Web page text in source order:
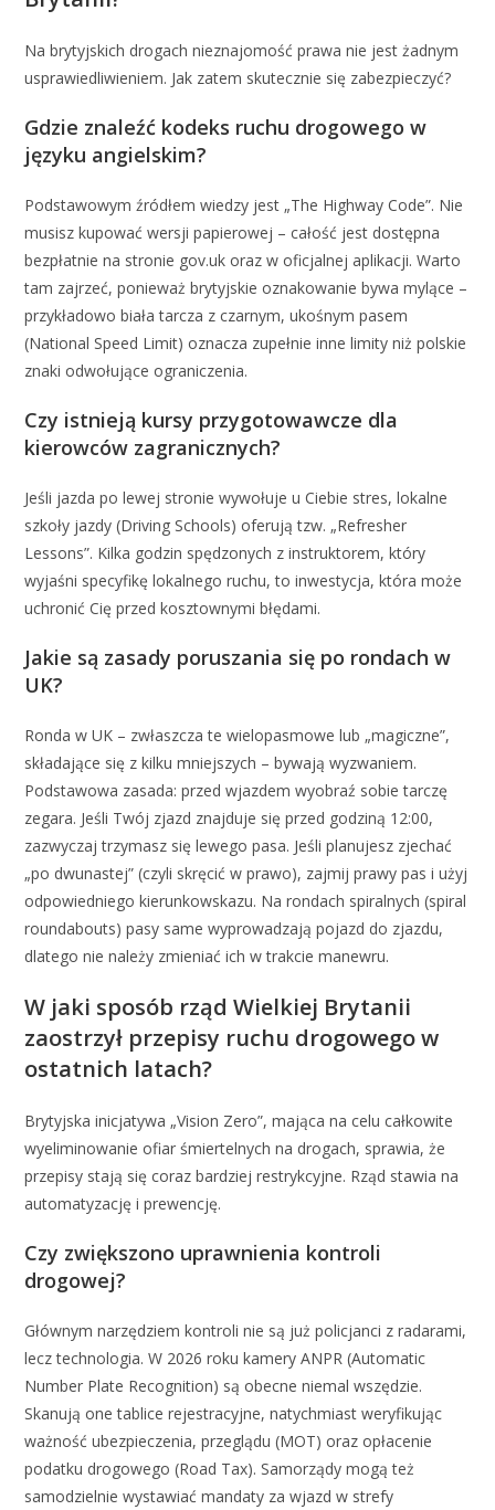
Na brytyjskich drogach nieznajomość prawa nie jest żadnym
usprawiedliwieniem. Jak zatem skutecznie się zabezpieczyć?
Gdzie znaleźć kodeks ruchu drogowego w
języku angielskim?
Podstawowym źródłem wiedzy jest „The Highway Code”. Nie
musisz kupować wersji papierowej – całość jest dostępna
bezpłatnie na stronie gov.uk oraz w oficjalnej aplikacji. Warto
tam zajrzeć, ponieważ brytyjskie oznakowanie bywa mylące –
przykładowo biała tarcza z czarnym, ukośnym pasem
(National Speed Limit) oznacza zupełnie inne limity niż polskie
znaki odwołujące ograniczenia.
Czy istnieją kursy przygotowawcze dla
kierowców zagranicznych?
Jeśli jazda po lewej stronie wywołuje u Ciebie stres, lokalne
szkoły jazdy (Driving Schools) oferują tzw. „Refresher
Lessons”. Kilka godzin spędzonych z instruktorem, który
wyjaśni specyfikę lokalnego ruchu, to inwestycja, która może
uchronić Cię przed kosztownymi błędami.
Jakie są zasady poruszania się po rondach w
UK?
Ronda w UK – zwłaszcza te wielopasmowe lub „magiczne”,
składające się z kilku mniejszych – bywają wyzwaniem.
Podstawowa zasada: przed wjazdem wyobraź sobie tarczę
zegara. Jeśli Twój zjazd znajduje się przed godziną 12:00,
zazwyczaj trzymasz się lewego pasa. Jeśli planujesz zjechać
„po dwunastej” (czyli skręcić w prawo), zajmij prawy pas i użyj
odpowiedniego kierunkowskazu. Na rondach spiralnych (spiral
roundabouts) pasy same wyprowadzają pojazd do zjazdu,
dlatego nie należy zmieniać ich w trakcie manewru.
W jaki sposób rząd Wielkiej Brytanii
zaostrzył przepisy ruchu drogowego w
ostatnich latach?
Brytyjska inicjatywa „Vision Zero”, mająca na celu całkowite
wyeliminowanie ofiar śmiertelnych na drogach, sprawia, że
przepisy stają się coraz bardziej restrykcyjne. Rząd stawia na
automatyzację i prewencję.
Czy zwiększono uprawnienia kontroli
drogowej?
Głównym narzędziem kontroli nie są już policjanci z radarami,
lecz technologia. W 2026 roku kamery ANPR (Automatic
Number Plate Recognition) są obecne niemal wszędzie.
Skanują one tablice rejestracyjne, natychmiast weryfikując
ważność ubezpieczenia, przeglądu (MOT) oraz opłacenie
podatku drogowego (Road Tax). Samorządy mogą też
samodzielnie wystawiać mandaty za wjazd w strefy